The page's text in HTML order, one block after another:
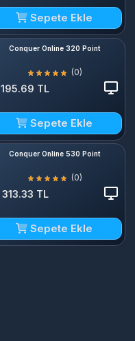
Sepete Ekle
Conquer Online 320 Point
(0)
195.69 TL
Sepete Ekle
Conquer Online 530 Point
(0)
313.33 TL
Sepete Ekle